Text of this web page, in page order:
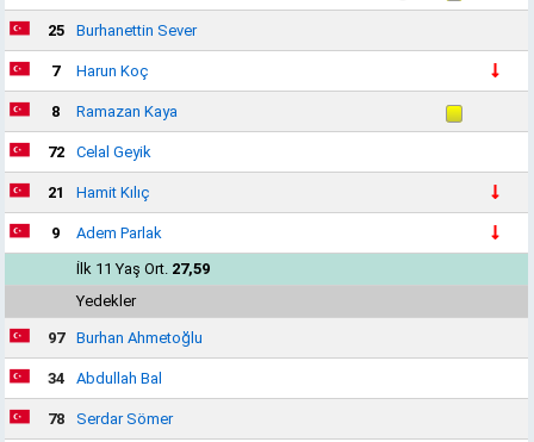
25 Burhanettin Sever
7 Harun Koç
8 Ramazan Kaya
72 Celal Geyik
21 Hamit Kılıç
9
Adem Parlak
İlk 11 Yaş Ort. 27,59
Yedekler
97 Burhan Ahmetoğlu
34 Abdullah Bal
78 Serdar Sömer